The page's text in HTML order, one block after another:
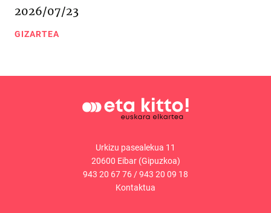
2026/07/23
GIZARTEA
Urkizu pasealekua 11
20600 Eibar (Gipuzkoa)
943 20 67 76 /943 20 09 18
Kontaktua